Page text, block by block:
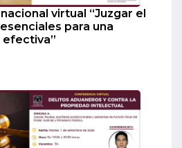
virtual “Juzgar el
para una
efectiva”